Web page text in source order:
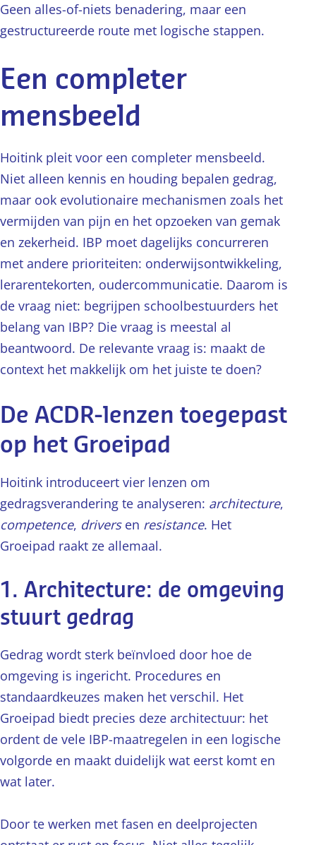
Geen alles-of-niets benadering, maar een
gestructureerde route met logische stappen.
Een completer
mensbeeld
Hoitink pleit voor een completer mensbeeld.
Niet alleen kennis en houding bepalen gedrag,
maar ook evolutionaire mechanismen zoals het
vermijden van pijn en het opzoeken van gemak
en zekerheid. IBP moet dagelijks concurreren
met andere prioriteiten: onderwijsontwikkeling,
lerarentekorten, oudercommunicatie. Daarom is
de vraag niet: begrijpen schoolbestuurders het
belang van IBP? Die vraag is meestal al
beantwoord. De relevante vraag is: maakt de
context het makkelijk om het juiste te doen?
De ACDR-lenzen toegepast
op het Groeipad
Hoitink introduceert vier lenzen om
gedragsverandering te analyseren: architecture,
competence, drivers en resistance. Het
Groeipad raakt ze allemaal.
1. Architecture: de omgeving
stuurt gedrag
Gedrag wordt sterk beïnvloed door hoe de
omgeving is ingericht. Procedures en
standaardkeuzes maken het verschil. Het
Groeipad biedt precies deze architectuur: het
ordent de vele IBP-maatregelen in een logische
volgorde en maakt duidelijk wat eerst komt en
wat later.
Door te werken met fasen en deelprojecten